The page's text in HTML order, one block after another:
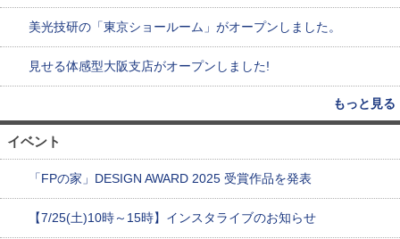
美光技研の「東京ショールーム」がオープンしました。
見せる体感型大阪支店がオープンしました!
もっと見る
イベント
「FPの家」DESIGN AWARD 2025 受賞作品を発表
【7/25(土)10時～15時】インスタライブのお知らせ